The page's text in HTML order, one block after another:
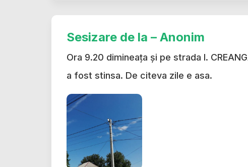
Sesizare de la – Anonim
Ora 9.20 dimineața și pe strada I.
a fost stinsa. De citeva zile e asa.